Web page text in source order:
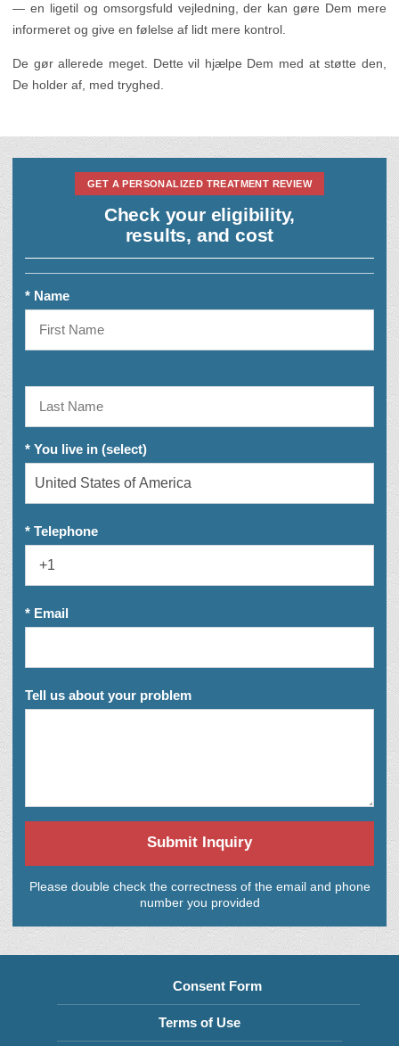
— en ligetil og omsorgsfuld vejledning, der kan gøre Dem mere
informeret og give en følelse af lidt mere kontrol.
De gør allerede meget. Dette vil hjælpe Dem med at støtte den,
De holder af, med tryghed.
GET A PERSONALIZED TREATMENT REVIEW
Check your eligibility,
results, and cost
* Name
* You live in (select)
* Telephone
* Email
Tell us about your problem
Submit Inquiry
Please double check the correctness of the email and phone
number you provided
Consent Form
Terms of Use